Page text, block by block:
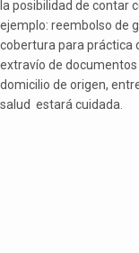
la posibilidad de contar
ejemplo: reembolso de
cobertura para práctica
extravío de documentos
domicilio de origen,
salud estará cuidada.